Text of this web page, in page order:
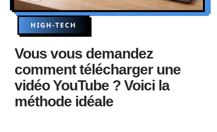
HIGH-TECH
Vous vous demandez
comment télécharger une
vidéo YouTube ? Voici la
méthode idéale